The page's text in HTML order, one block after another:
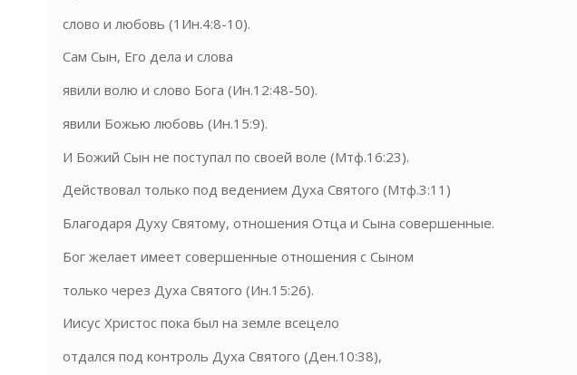
слово и любовь (1Ин.4:8-10).
Сам Сын, Его дела и слова
явили волю и слово Бога (Ин.12:48-50).
явили Божью любовь (Ин.15:9).
И Божий Сын не поступал по своей воле (Мтф.16:23).
Действовал только под ведением Духа Святого (Мтф.3:11)
Благодаря Духу Святому, отношения Отца и Сына совершенные.
Бог желает имеет совершенные отношения с Сыном
только через Духа Святого (Ин.15:26).
Иисус Христос пока был на земле всецело
отдался под контроль Духа Святого (Ден.10:38),